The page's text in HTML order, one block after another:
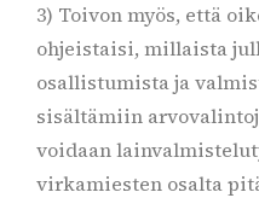
3) Toivon myös, että
ohjeistaisi, millaista
osallistumista ja
sisältämiin
voidaan
virkamiesten osalta